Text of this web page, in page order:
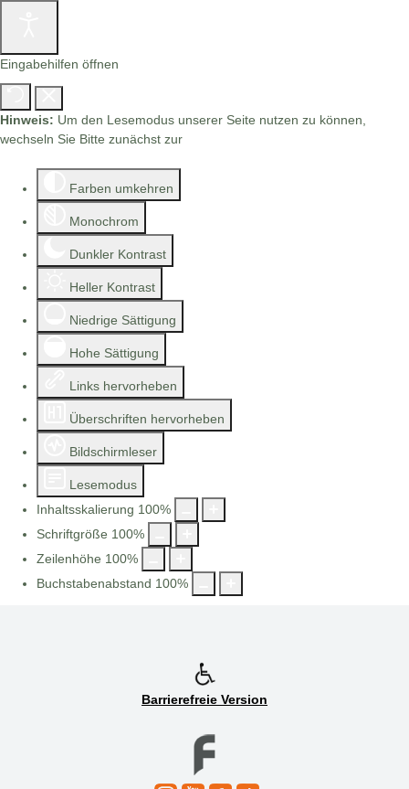
Eingabehilfen öffnen
Hinweis: Um den Lesemodus unserer Seite nutzen zu können,
wechseln Sie Bitte zunächst zur
Farben umkehren
Monochrom
Dunkler Kontrast
Heller Kontrast
Niedrige Sättigung
Hohe Sättigung
Links hervorheben
Überschriften hervorheben
Bildschirmleser
Lesemodus
Inhaltsskalierung 100%
Schriftgröße 100%
Zeilenhöhe 100%
Buchstabenabstand 100%
Barrierefreie Version